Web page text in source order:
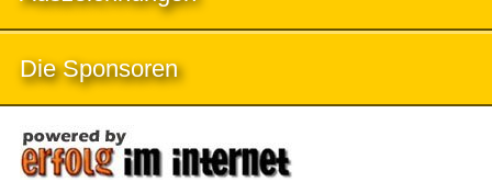
Die Sponsoren